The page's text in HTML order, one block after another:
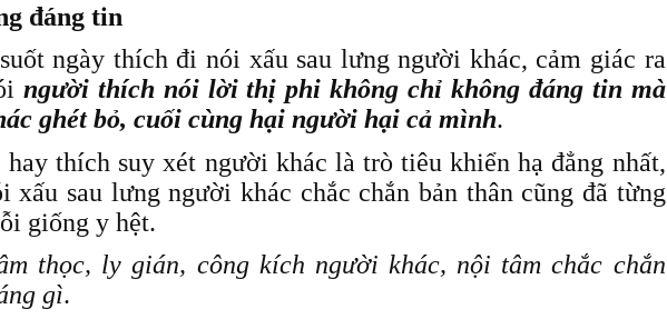
đáng tin
ngày thích đi nói xấu sau lưng người khác, cảm giác ra
người thích nói lời thị phi không chỉ không đáng tin mà
ghét bỏ, cuối cùng hại người hại cả mình.
thích suy xét người khác là trò tiêu khiển hạ đẳng nhất,
xấu sau lưng người khác chắc chắn bản thân cũng đã từng
giống y hệt.
thọc, ly gián, công kích người khác, nội tâm chắc chắn
gì.